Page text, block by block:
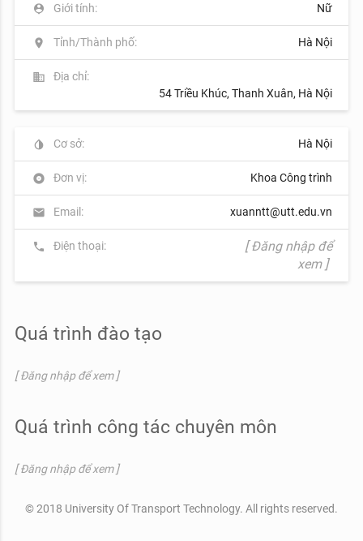
person_pin Giới tính: Nữ
location_on Tỉnh/Thành phố: Hà Nội
business
Địa chỉ:
54 Triều Khúc, Thanh Xuân, Hà Nội
invert_colors Cơ sở: Hà Nội
album Đơn vị: Khoa Công trình
mail Email: xuanntt@utt.edu.vn
phone Điện thoại:
[ Đăng nhập để
xem ]
Quá trình đào tạo
[ Đăng nhập để xem ]
Quá trình công tác chuyên môn
[ Đăng nhập để xem ]
© 2018 University Of Transport Technology. All rights reserved.